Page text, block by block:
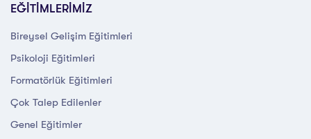
EĞİTİMLERİMİZ
Bireysel Gelişim Eğitimleri
Psikoloji Eğitimleri
Formatörlük Eğitimleri
Çok Talep Edilenler
Genel Eğitimler